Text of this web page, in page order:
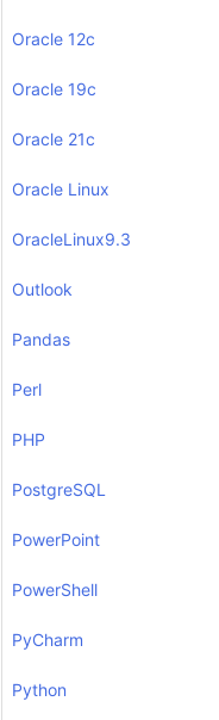
Oracle 12c
Oracle 19c
Oracle 21c
Oracle Linux
OracleLinux9.3
Outlook
Pandas
Perl
PHP
PostgreSQL
PowerPoint
PowerShell
PyCharm
Python